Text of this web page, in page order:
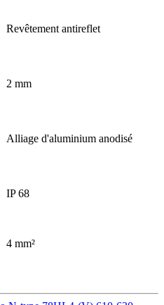
Revêtement antireflet
2 mm
Alliage d'aluminium anodisé
IP 68
4 mm²